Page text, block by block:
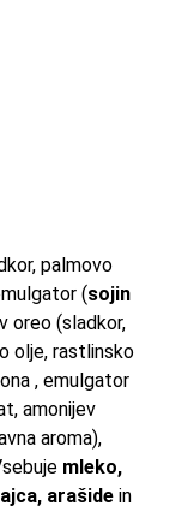
palmovo
(sojin
oreo (sladkor,
olje, rastlinsko
, emulgator
amonijev
aroma),
mleko,
arašide in